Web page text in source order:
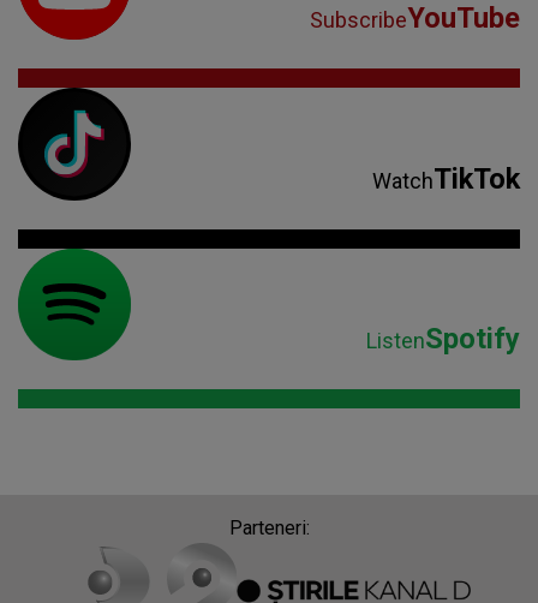
SubscribeYouTube
WatchTikTok
ListenSpotify
Parteneri: